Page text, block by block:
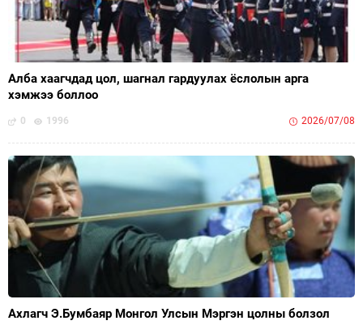
Алба хаагчдад цол, шагнал гардуулах ёслолын арга
хэмжээ боллоо
0 1996 2026/07/08
Ахлагч Э.Бумбаяр Монгол Улсын Мэргэн цолны болзол